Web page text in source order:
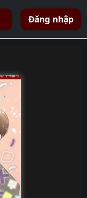
Đăng nhập